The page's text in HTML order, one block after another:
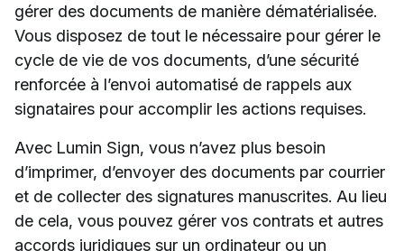
gérer des documents de manière dématérialisée.
Vous disposez de tout le nécessaire pour gérer le
cycle de vie de vos documents, d’une sécurité
renforcée à l’envoi automatisé de rappels aux
signataires pour accomplir les actions requises.
Avec Lumin Sign, vous n’avez plus besoin
d’imprimer, d’envoyer des documents par courrier
et de collecter des signatures manuscrites. Au lieu
de cela, vous pouvez gérer vos contrats et autres
accords juridiques sur un ordinateur ou un